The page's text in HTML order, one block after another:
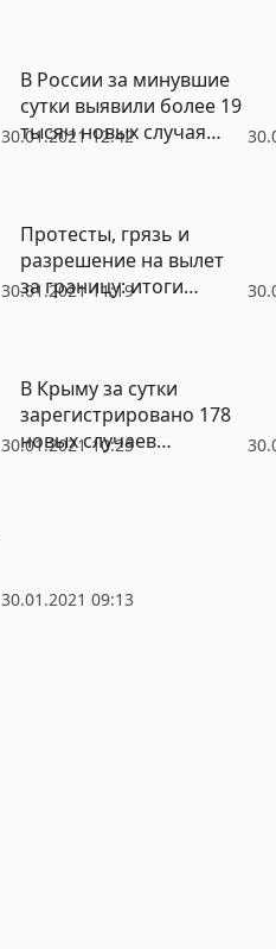
30.01.2021 12:42
В России за минувшие
сутки выявили более 19
тысяч новых случая
30.01.2021 11:19
Протесты, грязь и
разрешение на вылет
за границу: итоги
30.01.2021 10:25
В Крыму за сутки
зарегистрировано 178
новых случаев
30.01.2021 09:13